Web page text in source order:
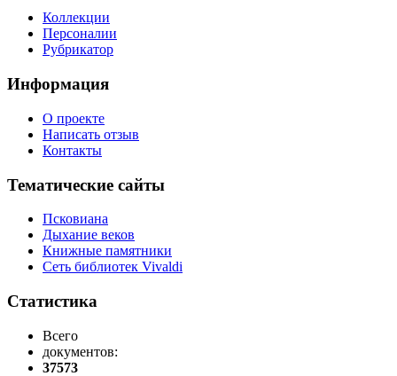
Коллекции
Персоналии
Рубрикатор
Информация
О проекте
Написать отзыв
Контакты
Тематические сайты
Псковиана
Дыхание веков
Книжные памятники
Сеть библиотек Vivaldi
Статистика
Всего
документов:
37573